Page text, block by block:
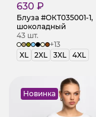
630 ₽
Блуза #ОКТ035001-1,
шоколадный
43 шт.
+13
XL
2XL 3XL 4XL
Новинка